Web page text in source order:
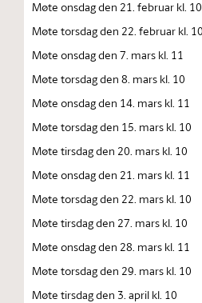
Møte onsdag den 21. februar kl. 10
Møte torsdag den 22. februar kl. 10
Møte onsdag den 7. mars kl. 11
Møte torsdag den 8. mars kl. 10
Møte onsdag den 14. mars kl. 11
Møte torsdag den 15. mars kl. 10
Møte tirsdag den 20. mars kl. 10
Møte onsdag den 21. mars kl. 11
Møte torsdag den 22. mars kl. 10
Møte tirsdag den 27. mars kl. 10
Møte onsdag den 28. mars kl. 11
Møte torsdag den 29. mars kl. 10
Møte tirsdag den 3. april kl. 10